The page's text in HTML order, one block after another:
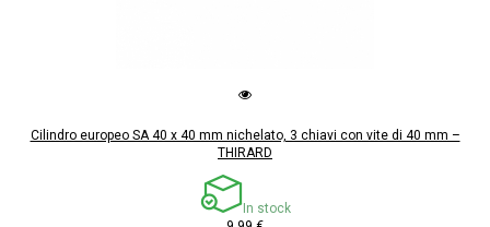
Cilindro europeo SA 40 x 40 mm nichelato, 3 chiavi con vite di 40 mm –
THIRARD
In stock